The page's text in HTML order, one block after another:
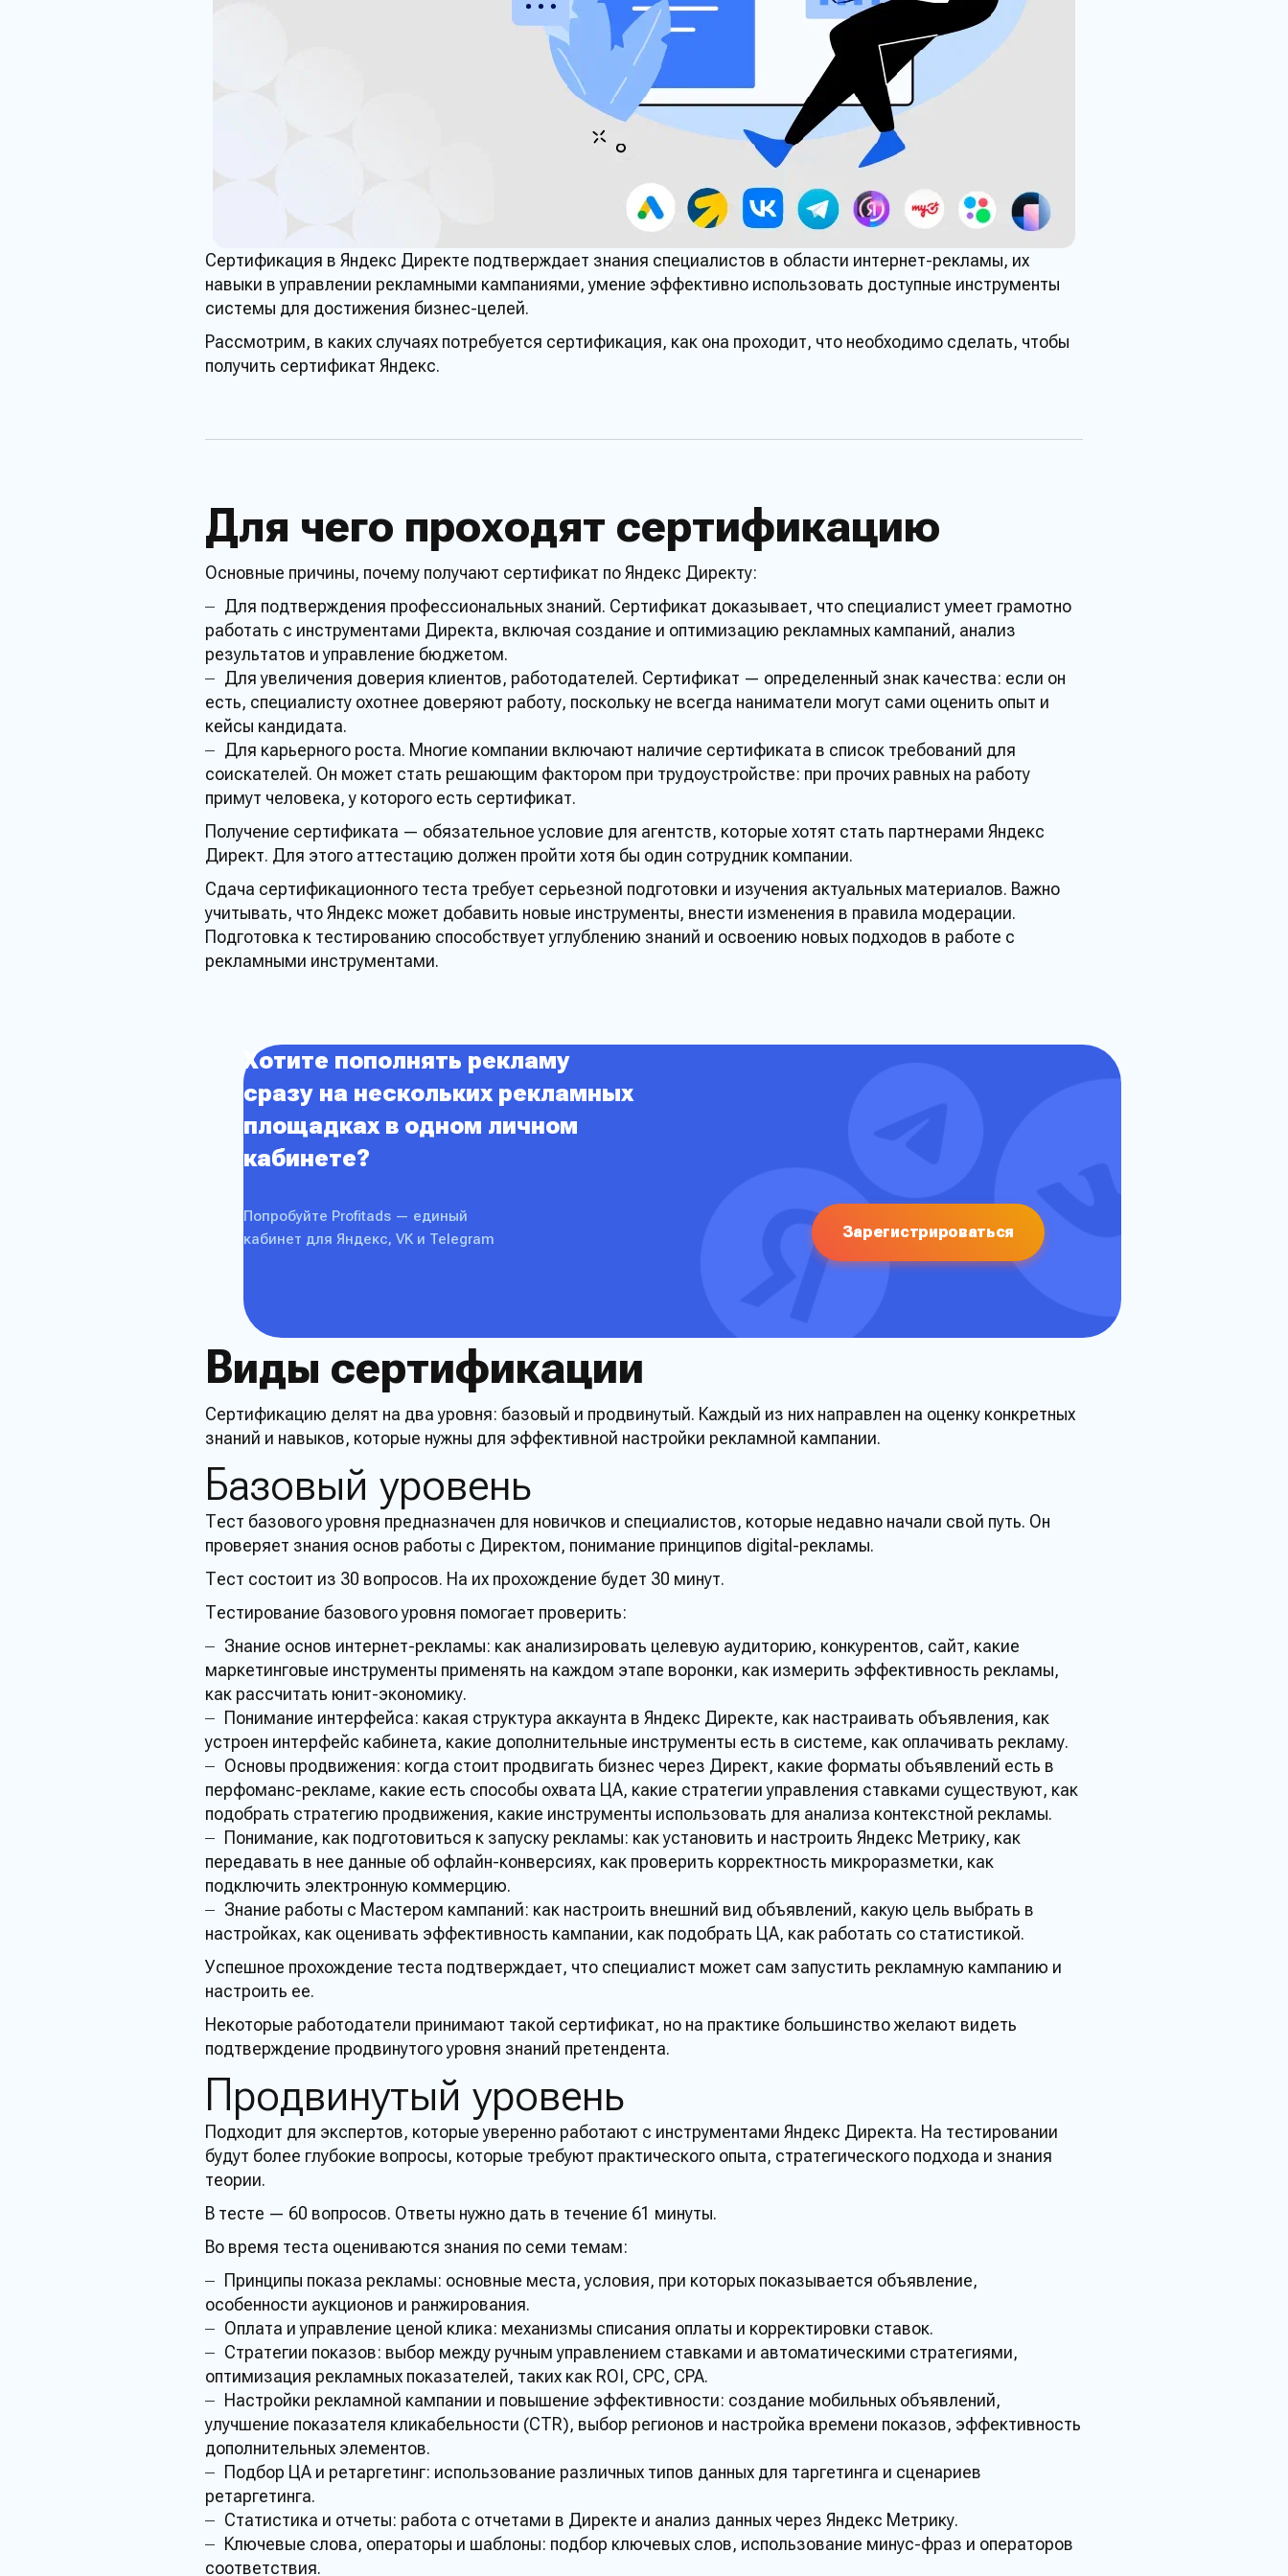
Сертификация в Яндекс Директе подтверждает знания специалистов в области интернет-рекламы, их
навыки в управлении рекламными кампаниями, умение эффективно использовать доступные инструменты
системы для достижения бизнес-целей.
Рассмотрим, в каких случаях потребуется сертификация, как она проходит, что необходимо сделать, чтобы
получить сертификат Яндекс.
Для чего проходят сертификацию
Основные причины, почему получают сертификат по Яндекс Директу:
Для подтверждения профессиональных знаний. Сертификат доказывает, что специалистумеет грамотно
работать с инструментами Директа, включая создание и оптимизацию рекламных кампаний, анализ
результатов и управление бюджетом.
Для увеличения доверия клиентов, работодателей. Сертификат — определенный знак качества: если он
есть, специалисту охотнее доверяют работу, поскольку не всегда наниматели могут сами оценить опыт и
кейсы кандидата.
Для карьерного роста. Многие компании включают наличие сертификата в список требований для
соискателей. Он может стать решающим фактором при трудоустройстве: при прочих равных на работу
примут человека, у которого есть сертификат.
Получение сертификата — обязательное условие для агентств, которые хотят стать партнерами Яндекс
Директ. Для этого аттестацию должен пройти хотя бы один сотрудник компании.
Сдача сертификационного теста требует серьезной подготовки и изучения актуальных материалов. Важно
учитывать, что Яндекс может добавить новые инструменты, внести изменения в правила модерации.
Подготовка к тестированию способствует углублению знаний и освоению новых подходов в работе с
рекламными инструментами.
Хотите пополнять рекламу
сразу на нескольких рекламных
площадках в одном личном
кабинете?
Попробуйте Profitads — единый
кабинет для Яндекс, VK и Telegram
Зарегистрироваться
Виды сертификации
Сертификацию делят на двауровня: базовый и продвинутый. Каждый из них направлен на оценку конкретных
знаний и навыков, которые нужны для эффективной настройки рекламной кампании.
Базовый уровень
Тест базовогоуровня предназначен для новичков и специалистов, которые недавно начали свой путь. Он
проверяет знания основ работы с Директом, понимание принципов digital-рекламы.
Тест состоит из 30 вопросов. На их прохождение будет 30 минут.
Тестирование базовогоуровня помогает проверить:
Знание основ интернет-рекламы: как анализировать целевую аудиторию, конкурентов, сайт, какие
маркетинговые инструменты применять на каждом этапе воронки, как измерить эффективность рекламы,
как рассчитать юнит-экономику.
Понимание интерфейса: какая структура аккаунта в Яндекс Директе, как настраивать объявления, как
устроен интерфейс кабинета, какие дополнительные инструменты есть в системе, как оплачивать рекламу.
Основы продвижения: когда стоит продвигать бизнес через Директ, какие форматы объявлений есть в
перфоманс-рекламе, какие есть способы охвата ЦА, какие стратегии управления ставками существуют, как
подобрать стратегию продвижения, какие инструменты использовать для анализа контекстной рекламы.
Понимание, как подготовиться к запуску рекламы: как установить и настроить Яндекс Метрику, как
передавать в нее данные об офлайн-конверсиях, как проверить корректность микроразметки, как
подключить электронную коммерцию.
Знание работы с Мастером кампаний: как настроить внешний вид объявлений, какую цель выбрать в
настройках, как оценивать эффективность кампании, как подобрать ЦА, как работать со статистикой.
Успешное прохождение теста подтверждает, что специалист может сам запустить рекламную кампанию и
настроить ее.
Некоторые работодатели принимают такой сертификат, но на практике большинство желают видеть
подтверждение продвинутогоуровня знаний претендента.
Продвинутый уровень
Подходит для экспертов, которые уверенно работают с инструментами Яндекс Директа. На тестировании
будут более глубокие вопросы, которые требуют практического опыта, стратегического подхода и знания
теории.
В тесте — 60 вопросов. Ответы нужно дать в течение 61 минуты.
Во время теста оцениваются знания по семи темам:
Принципы показа рекламы: основные места, условия, при которых показывается объявление,
особенности аукционов и ранжирования.
Оплата и управление ценой клика: механизмы списания оплаты и корректировки ставок.
Стратегии показов: выбор между ручным управлением ставками и автоматическими стратегиями,
оптимизация рекламных показателей, таких как ROI, CPC, CPA.
Настройки рекламной кампании и повышение эффективности: создание мобильных объявлений,
улучшение показателя кликабельности (CTR), выбор регионов и настройка времени показов, эффективность
дополнительных элементов.
Подбор ЦА и ретаргетинг: использование различных типов данных для таргетинга и сценариев
ретаргетинга.
Статистика и отчеты: работа с отчетами в Директе и анализ данных через Яндекс Метрику.
Ключевые слова, операторы и шаблоны: подбор ключевых слов, использование минус-фраз и операторов
соответствия.
Оставить заявку на подбор
продукции
Телефон*
Прикрепить заявку на расчет
данных и ознакомлен с Политикой
конфеденциальности сайта